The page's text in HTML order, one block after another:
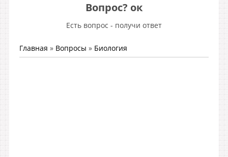
Вопрос? ок
Есть вопрос - получи ответ
Главная » Вопросы » Биология